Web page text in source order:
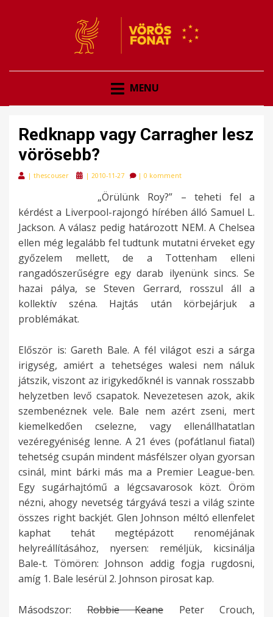
VÖRÖS FONAT
MENU
Redknapp vagy Carragher lesz
vörösebb?
| thescouser
Posted
| 2010-11-27 | 0 komment
„Örülünk Roy?” – teheti fel a
kérdést a Liverpool-rajongó hírében álló Samuel L.
Jackson. A válasz pedig határozott NEM. A Chelsea
ellen még legalább fel tudtunk mutatni érveket egy
győzelem mellett, de a Tottenham elleni
rangadószerűségre egy darab ilyenünk sincs. Se
hazai pálya, se Steven Gerrard, rosszul áll a
kollektív széna. Hajtás után körbejárjuk a
problémákat.
Először is: Gareth Bale. A fél világot eszi a sárga
irigység, amiért a tehetséges walesi nem náluk
játszik, viszont az irigykedőknél is vannak rosszabb
helyzetben levő csapatok. Nevezetesen azok, akik
szembenéznek vele. Bale nem azért zseni, mert
kiemelkedően cselezne, vagy ellenállhatatlan
vezéregyéniség lenne. A 21 éves (pofátlanul fiatal)
tehetség csupán mindent másfélszer olyan gyorsan
csinál, mint bárki más ma a Premier League-ben.
Egy sugárhajtómű a légcsavarosok közt. Öröm
nézni, ahogy nevetség tárgyává teszi a világ szinte
összes right backjét. Glen Johnson méltó ellenfelet
kaphat tehát megtépázott renoméjának
helyreállításához, nyersen: reméljük, kicsinálja
Bale-t. Tömören: Johnson addig fogja rugdosni,
amíg 1. Bale lesérül 2. Johnson pirosat kap.
Másodszor:Robbie Keane Peter Crouch,